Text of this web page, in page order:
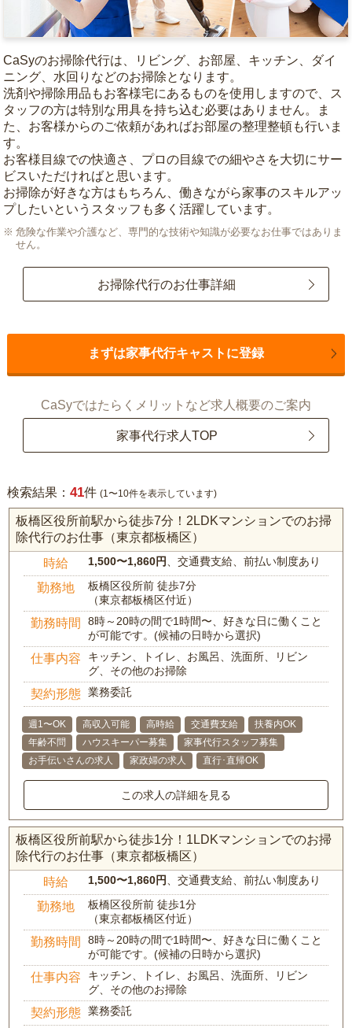
CaSyのお掃除代行は、リビング、お部屋、キッチン、ダイ
ニング、水回りなどのお掃除となります。
洗剤や掃除用品もお客様宅にあるものを使用しますので、ス
タッフの方は特別な用具を持ち込む必要はありません。ま
た、お客様からのご依頼があればお部屋の整理整頓も行いま
す。
お客様目線での快適さ、プロの目線での細やさを大切にサー
ビスいただければと思います。
お掃除が好きな方はもちろん、働きながら家事のスキルアッ
プしたいというスタッフも多く活躍しています。
危険な作業や介護など、専門的な技術や知識が必要なお仕事ではありま
せん。
お掃除代行のお仕事詳細
まずは家事代行キャストに登録
CaSyではたらくメリットなど求人概要のご案内
家事代行求人TOP
検索結果： 41件 (1〜10件を表示しています)
板橋区役所前駅から徒歩7分！2LDKマンションでのお掃
除代行のお仕事（東京都板橋区）
時給 1,500〜1,860円、交通費支給、前払い制度あり
勤務地
板橋区役所前 徒歩7分
（東京都板橋区付近）
勤務時間
8時～20時の間で1時間〜、好きな日に働くこと
が可能です。(候補の日時から選択)
仕事内容
キッチン、トイレ、お風呂、洗面所、リビン
グ、その他のお掃除
契約形態 業務委託
週1〜OK 高収入可能 高時給 交通費支給
扶養内OK
年齢不問
ハウスキーパー募集
家事代行スタッフ募集
お手伝いさんの求人
家政婦の求人 直行･直帰OK
この求人の詳細を見る
板橋区役所前駅から徒歩1分！1LDKマンションでのお掃
除代行のお仕事（東京都板橋区）
時給 1,500〜1,860円、交通費支給、前払い制度あり
勤務地
板橋区役所前 徒歩1分
（東京都板橋区付近）
勤務時間
8時～20時の間で1時間〜、好きな日に働くこと
が可能です。(候補の日時から選択)
仕事内容
キッチン、トイレ、お風呂、洗面所、リビン
グ、その他のお掃除
契約形態 業務委託